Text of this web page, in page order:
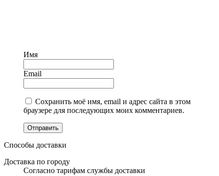
Имя
Email
Сохранить моё имя, email и адрес сайта в этом
браузере для последующих моих комментариев.
Отправить
Способы доставки
Доставка по городу
Согласно тарифам службы доставки